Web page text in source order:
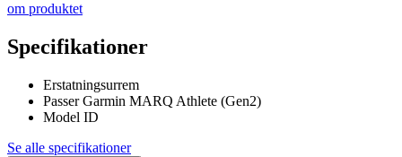
om produktet
Specifikationer
Erstatningsurrem
Passer Garmin MARQ Athlete (Gen2)
Model ID
Se alle specifikationer